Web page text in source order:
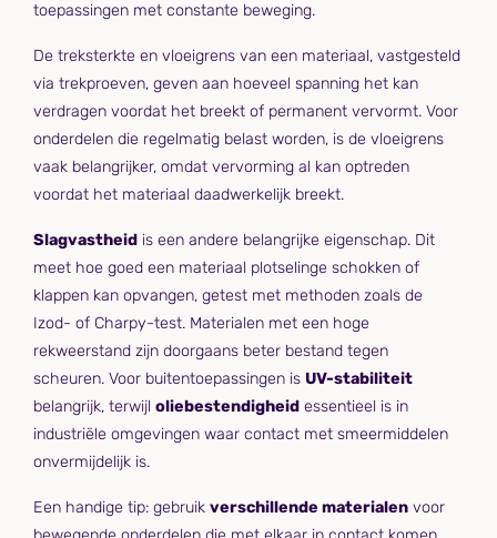
toepassingen met constante beweging.
De treksterkte en vloeigrens van een materiaal, vastgesteld
via trekproeven, geven aan hoeveel spanning het kan
verdragen voordat het breekt of permanent vervormt. Voor
onderdelen die regelmatig belast worden, is de vloeigrens
vaak belangrijker, omdat vervorming al kan optreden
voordat het materiaal daadwerkelijk breekt.
Slagvastheid is een andere belangrijke eigenschap. Dit
meet hoe goed een materiaal plotselinge schokken of
klappen kan opvangen, getest met methoden zoals de
Izod- of Charpy-test. Materialen met een hoge
rekweerstand zijn doorgaans beter bestand tegen
scheuren. Voor buitentoepassingen is UV-stabiliteit
belangrijk, terwijloliebestendigheid essentieel is in
industriële omgevingen waar contact met smeermiddelen
onvermijdelijk is.
Een handige tip: gebruikverschillende materialen voor